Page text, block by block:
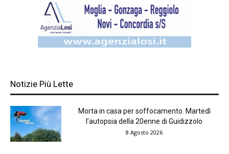
Notizie Più Lette
Morta in casa per soffocamento. Martedì
l’autopsia della 20enne di Guidizzolo
8 Agosto 2026